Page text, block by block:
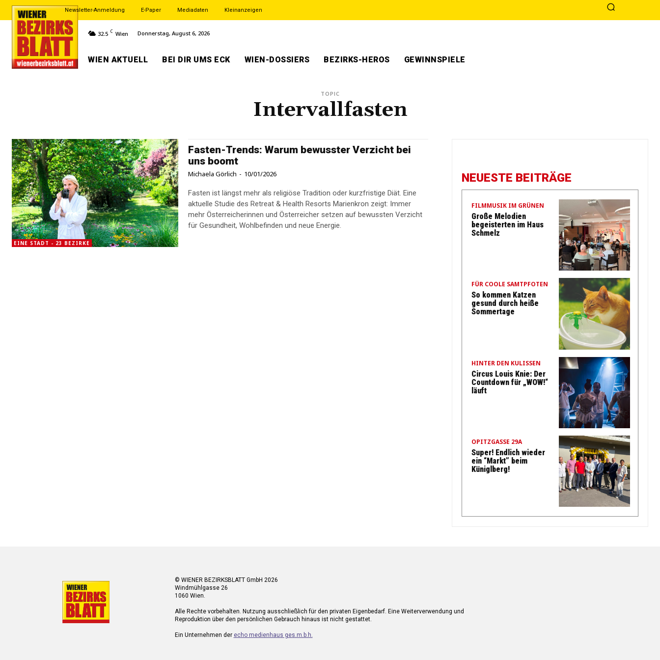
Newsletter-Anmeldung E-Paper Mediadaten Kleinanzeigen
32.5 C Wien Donnerstag, August 6, 2026
WIEN AKTUELL BEI DIR UMS ECK WIEN-DOSSIERS BEZIRKS-HEROS GEWINNSPIELE
TOPIC
Intervallfasten
EINE STADT - 23 BEZIRKE
Fasten-Trends: Warum bewusster Verzicht bei
uns boomt
Michaela Görlich - 10/01/2026
Fasten ist längst mehr als religiöse Tradition oder kurzfristige Diät. Eine
aktuelle Studie des Retreat & Health Resorts Marienkron zeigt: Immer
mehr Österreicherinnen und Österreicher setzen auf bewussten Verzicht
für Gesundheit, Wohlbefinden und neue Energie.
NEUESTE BEITRÄGE
FILMMUSIK IM GRÜNEN
Große Melodien
begeisterten im Haus
Schmelz
FÜR COOLE SAMTPFOTEN
So kommen Katzen
gesund durch heiße
Sommertage
HINTER DEN KULISSEN
Circus Louis Knie: Der
Countdown für „WOW!“
läuft
OPITZGASSE 29A
Super! Endlich wieder
ein “Markt” beim
Küniglberg!
© WIENER BEZIRKSBLATT GmbH 2026
Windmühlgasse 26
1060 Wien.
Alle Rechte vorbehalten. Nutzung ausschließlich für den privaten Eigenbedarf. Eine Weiterverwendung und
Reproduktion über den persönlichen Gebrauch hinaus ist nicht gestattet.
Ein Unternehmen der echo medienhaus ges.m.b.h.